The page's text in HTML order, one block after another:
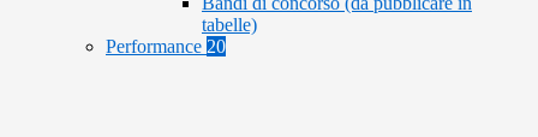
tabelle)
Performance 20